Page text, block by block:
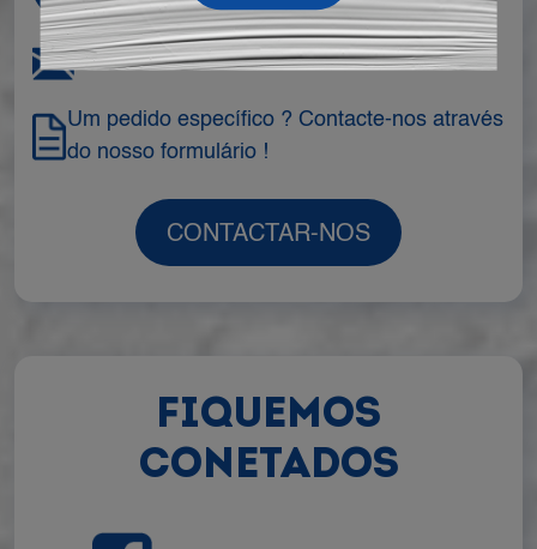
mail@semin.com
Um pedido específico ? Contacte-nos através
do nosso formulário !
CONTACTAR-NOS
FIQUEMOS
CONETADOS